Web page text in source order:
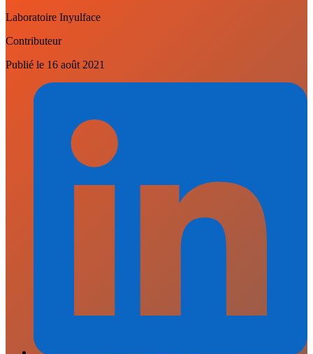
Laboratoire Inyulface
Contributeur
Publié le 16 août 2021